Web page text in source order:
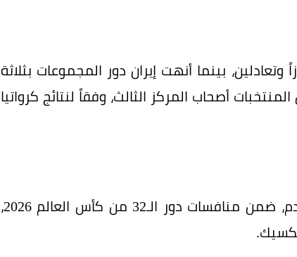
الـ32 بعد تحقيقه فوزاً وتعادلين، بينما أنهت إيران دور المجموعات بثلاثة
أصحاب المركز الثالث، وفقاً لنتائج كرواتيا
يلتقي منتخب مصر مع أستراليا يوم الجمعة القادم، ضمن منافسات دور الـ32 من كأس العالم 2026،